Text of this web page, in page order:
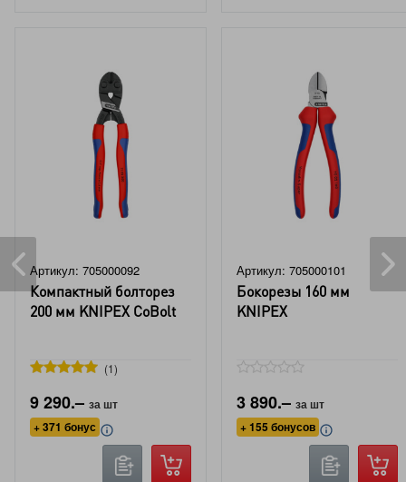
Артикул: 705000092
Компактный болторез
200 мм KNIPEX CoBolt
1
9 290.– за шт
+ 371 бонус
Артикул: 705000101
Бокорезы 160 мм
KNIPEX
3 890.– за шт
+ 155 бонусов